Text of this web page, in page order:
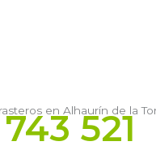
en Alhaurín de la
521